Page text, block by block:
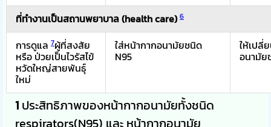
ที่ทำงานเป็นสถานพยาบาล (health care) 6
การดูแล 7ผู้ที่สงสัย
หรือ ป่วยเป็นไวรัสไข้
หวัดใหญ่สายพันธุ์
ใหม่
ใส่หน้ากากอนามัยชนิด
N95
ให้เปลี่
อนามัย
1 ประสิทธิภาพของหน้ากากอนามัยทั้งชนิด
respirators(N95) และ หน้ากากอนามัย